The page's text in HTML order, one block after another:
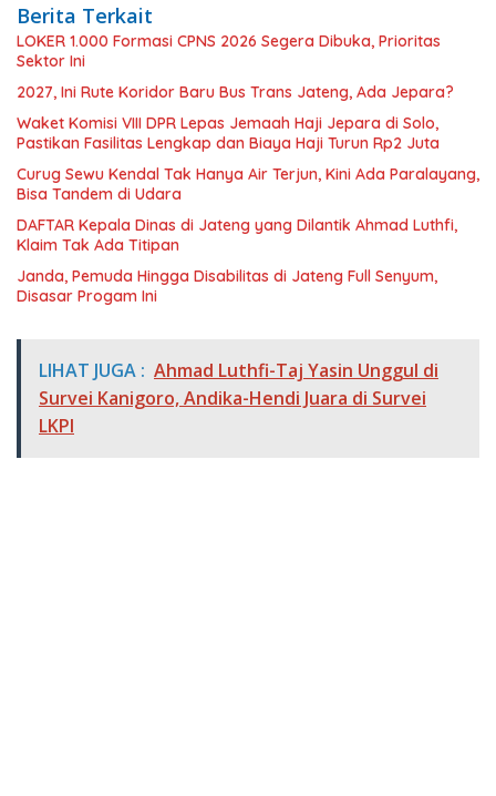
Berita Terkait
LOKER 1.000 Formasi CPNS 2026 Segera Dibuka, Prioritas
Sektor Ini
2027, Ini Rute Koridor Baru Bus Trans Jateng, Ada Jepara?
Waket Komisi VIII DPR Lepas Jemaah Haji Jepara di Solo,
Pastikan Fasilitas Lengkap dan Biaya Haji Turun Rp2 Juta
Curug Sewu Kendal Tak Hanya Air Terjun, Kini Ada Paralayang,
Bisa Tandem di Udara
DAFTAR Kepala Dinas di Jateng yang Dilantik Ahmad Luthfi,
Klaim Tak Ada Titipan
Janda, Pemuda Hingga Disabilitas di Jateng Full Senyum,
Disasar Progam Ini
LIHAT JUGA : Ahmad Luthfi-Taj Yasin Unggul di
Survei Kanigoro, Andika-Hendi Juara di Survei
LKPI